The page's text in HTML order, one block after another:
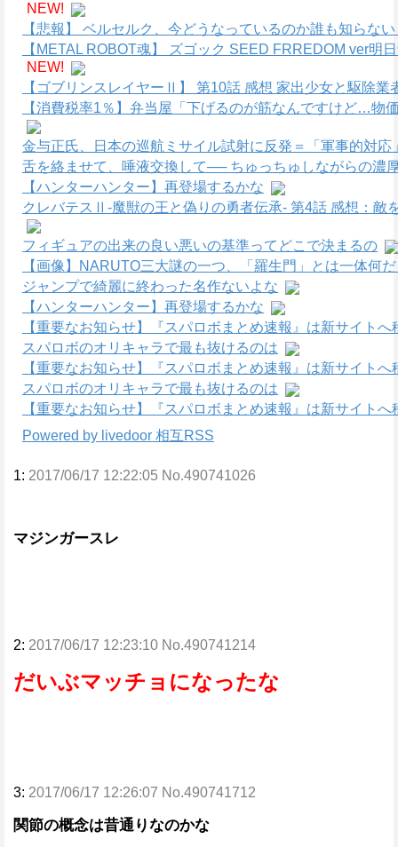
NEW!
【悲報】 ベルセルク、今どうなっているのか誰も知らな
【METAL ROBOT魂】 ズゴック SEED FRREDOM ver
NEW!
【ゴブリンスレイヤーⅡ】 第10話 感想 家出少女と駆除業
【消費税率1％】弁当屋「下げるのが筋なんですけど…物
金与正氏、日本の巡航ミサイル試射に反発＝「軍事的対応
舌を絡ませて、唾液交換して── ちゅっちゅしながらの濃
【ハンターハンター】再登場するかな
クレバテスⅡ-魔獣の王と偽りの勇者伝承- 第4話 感想：敵
フィギュアの出来の良い悪いの基準ってどこで決まるの
【画像】NARUTO三大謎の一つ、「羅生門」とは一体何
ジャンプで綺麗に終わった名作ないよな
【ハンターハンター】再登場するかな
【重要なお知らせ】『スパロボまとめ速報』は新サイトへ
スパロボのオリキャラで最も抜けるのは
【重要なお知らせ】『スパロボまとめ速報』は新サイトへ
スパロボのオリキャラで最も抜けるのは
【重要なお知らせ】『スパロボまとめ速報』は新サイトへ
Powered by livedoor 相互RSS
1: 2017/06/17 12:22:05 No.490741026
マジンガースレ
2: 2017/06/17 12:23:10 No.490741214
だいぶマッチョになったな
3: 2017/06/17 12:26:07 No.490741712
関節の概念は昔通りなのかな